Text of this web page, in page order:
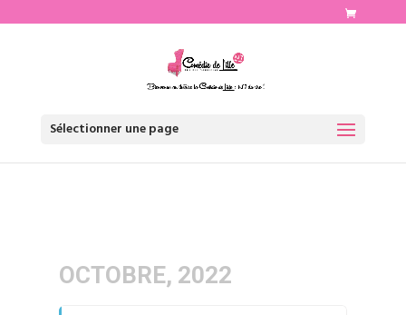
Sélectionner une page
OCTOBRE, 2022